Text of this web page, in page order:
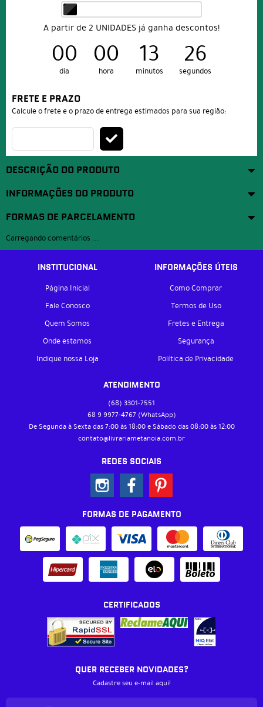
A partir de 2 UNIDADES já ganha descontos!
00
dia
00
hora
13
minutos
25
segundos
FRETE E PRAZO
Calcule o frete e o prazo de entrega estimados para sua região:
DESCRIÇÃO DO PRODUTO
INFORMAÇÕES DO PRODUTO
FORMAS DE PARCELAMENTO
Carregando comentários ...
INSTITUCIONAL
Página Inicial
Fale Conosco
Quem Somos
Onde estamos
Indique nossa Loja
INFORMAÇÕES ÚTEIS
Como Comprar
Termos de Uso
Fretes e Entrega
Segurança
Política de Privacidade
ATENDIMENTO
(68) 3301-7551
68 9 9977-4767 (WhatsApp)
De Segunda à Sexta das 7:00 às 18:00 e Sábado das 08:00 às 12:00
contato@livrariametanoia.com.br
REDES SOCIAIS
FORMAS DE PAGAMENTO
CERTIFICADOS
QUER RECEBER NOVIDADES?
Cadastre seu e-mail aqui!